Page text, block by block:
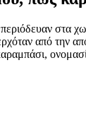
στα
από